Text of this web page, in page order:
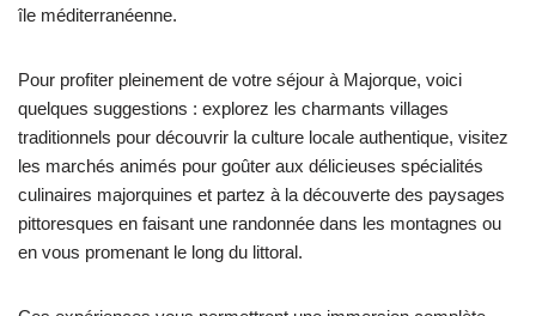
île méditerranéenne.
Pour profiter pleinement de votre séjour à Majorque, voici
quelques suggestions : explorez les charmants villages
traditionnels pour découvrir la culture locale authentique, visitez
les marchés animés pour goûter aux délicieuses spécialités
culinaires majorquines et partez à la découverte des paysages
pittoresques en faisant une randonnée dans les montagnes ou
en vous promenant le long du littoral.